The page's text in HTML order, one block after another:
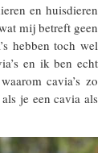
en huisdieren
mij betreft geen
hebben toch wel
en ik ben echt
cavia’s zo
je een cavia als